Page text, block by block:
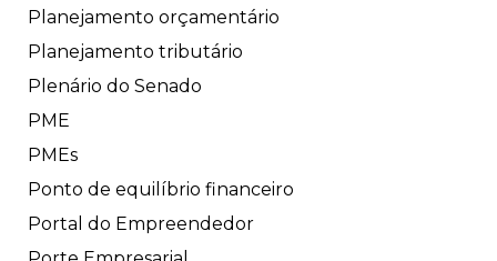
Planejamento orçamentário
Planejamento tributário
Plenário do Senado
PME
PMEs
Ponto de equilíbrio financeiro
Portal do Empreendedor